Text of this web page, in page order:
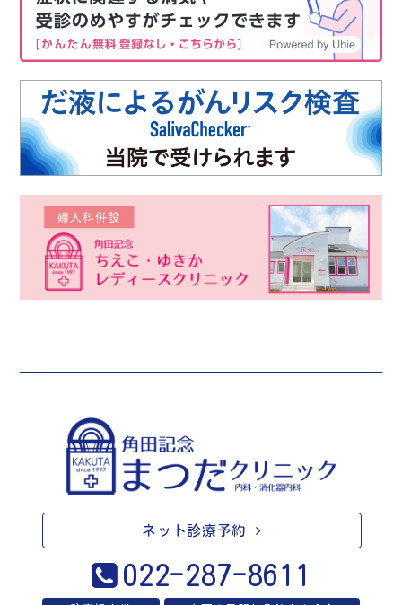
ネット診療予約
022-287-8611